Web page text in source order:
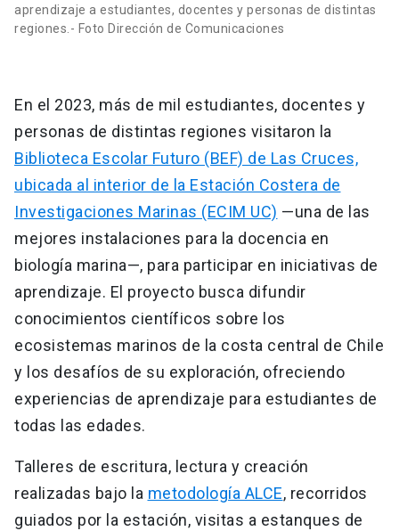
aprendizaje a estudiantes, docentes y personas de distintas
regiones.- Foto Dirección de Comunicaciones
En el 2023, más de mil estudiantes, docentes y
personas de distintas regiones visitaron la
Biblioteca Escolar Futuro (BEF) de Las Cruces,
ubicada al interior de la Estación Costera de
Investigaciones Marinas (ECIM UC) —una de las
mejores instalaciones para la docencia en
biología marina—, para participar en iniciativas de
aprendizaje. El proyecto busca difundir
conocimientos científicos sobre los
ecosistemas marinos de la costa central de Chile
y los desafíos de su exploración, ofreciendo
experiencias de aprendizaje para estudiantes de
todas las edades.
Talleres de escritura, lectura y creación
realizadas bajo la metodología ALCE, recorridos
guiados por la estación, visitas a estanques de